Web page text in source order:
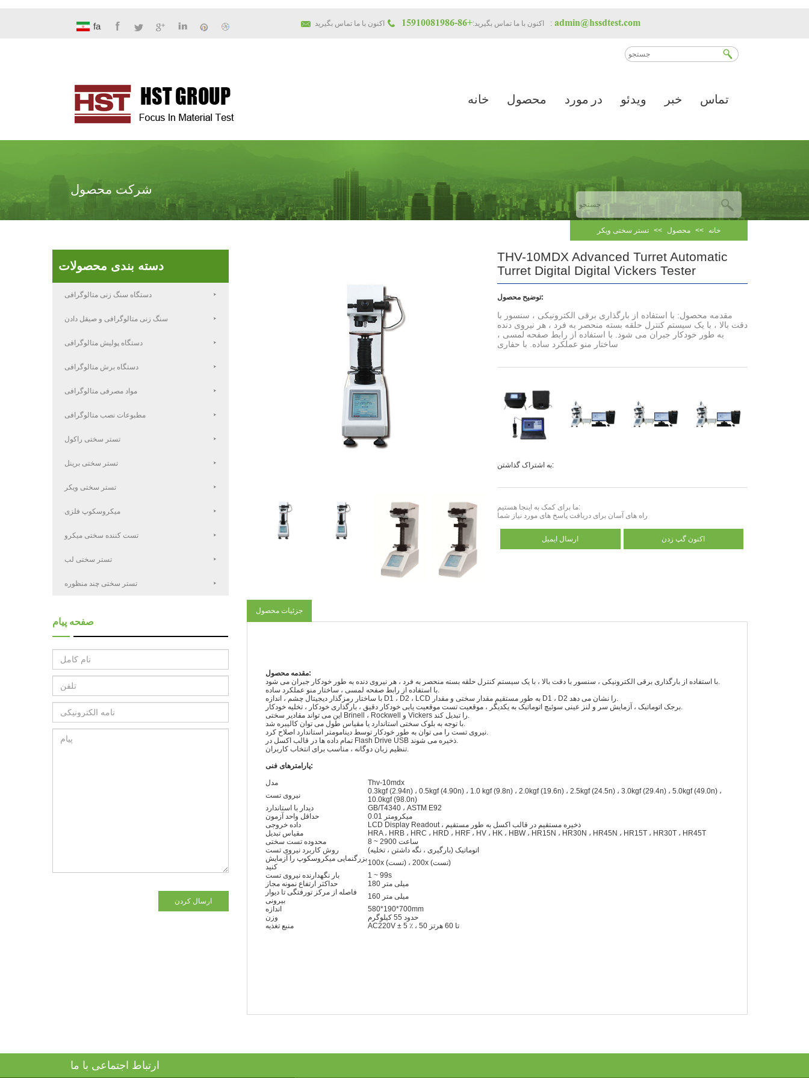
fa اکنون با ما تماس بگیرید:+86-15910081986 اکنون با ما تماس بگیرید: admin@hssdtest.com
خانه محصول در مورد ویدئو خبر تماس
شرکت محصول
خانه >> محصول >> تستر سختی ویکر
دسته بندی محصولات
دستگاه سنگ زنی متالوگرافی
سنگ زنی متالوگرافی و صیقل دادن
دستگاه پولیش متالوگرافی
دستگاه برش متالوگرافی
مواد مصرفی متالوگرافی
مطبوعات نصب متالوگرافی
تستر سختی راکول
تستر سختی برینل
تستر سختی ویکر
میکروسکوپ فلزی
تست کننده سختی میکرو
تستر سختی لب
تستر سختی چند منظوره
صفحه پیام
ارسال کردن
THV-10MDX Advanced Turret Automatic
Turret Digital Digital Vickers Tester
توضیح محصول:
مقدمه محصول: با استفاده از بارگذاری برقی الکترونیکی ، سنسور با
دقت بالا ، با یک سیستم کنترل حلقه بسته منحصر به فرد ، هر نیروی دنده
به طور خودکار جبران می شود. با استفاده از رابط صفحه لمسی ،
ساختار منو عملکرد ساده. با حفاری
به اشتراک گذاشتن:
ما برای کمک به اینجا هستیم:
راه های آسان برای دریافت پاسخ های مورد نیاز شما
ارسال ایمیل اکنون گپ زدن
جزئیات محصول
مقدمه محصول:
با استفاده از بارگذاری برقی الکترونیکی ، سنسور با دقت بالا ، با یک سیستم کنترل حلقه بسته منحصر به فرد ، هر نیروی دنده به طور خودکار جبران می شود.
با استفاده از رابط صفحه لمسی ، ساختار منو عملکرد ساده.
با ساختار رمزگذار دیجیتال چشم ، اندازه D1 ، D2 ، LCD به طور مستقیم مقدار سختی و مقدار D1 ، D2 را نشان می دهد.
برجک اتوماتیک ، آزمایش سر و لنز عینی سوئیچ اتوماتیک به یکدیگر ، موقعیت تست موقعیت یابی خودکار دقیق ، بارگذاری خودکار ، تخلیه خودکار.
این می تواند مقادیر سختی Brinell ، Rockwell و Vickers را تبدیل کند.
با توجه به بلوک سختی استاندارد یا مقیاس طول می توان کالیبره شد.
نیروی تست را می توان به طور خودکار توسط دینامومتر استاندارد اصلاح کرد.
تمام داده ها در قالب اکسل در Flash Drive USB ذخیره می شوند.
تنظیم زبان دوگانه ، مناسب برای انتخاب کاربران.
پارامترهای فنی:
مدل
Thv-10mdx
نیروی تست
0.3kgf (2.94n) ، 0.5kgf (4.90n) ، 1.0 kgf (9.8n) ، 2.0kgf (19.6n) ، 2.5kgf (24.5n) ، 3.0kgf (29.4n) ، 5.0kgf (49.0n) ،
10.0kgf (98.0n)
دیدار با استاندارد
GB/T4340 ، ASTM E92
حداقل واحد آزمون
0.01 میکرومتر
داده خروجی
LCD Display Readout ، ذخیره مستقیم در قالب اکسل به طور مستقیم
مقیاس تبدیل
HRA ، HRB ، HRC ، HRD ، HRF ، HV ، HK ، HBW ، HR15N ، HR30N ، HR45N ، HR15T ، HR30T ، HR45T
محدوده تست سختی
8 ~ 2900 ساعت
روش کاربرد نیروی تست
اتوماتیک (بارگیری ، نگه داشتن ، تخلیه)
بزرگنمایی میکروسکوپ را آزمایش
کنید
100x (تست) ، 200x (تست)
بار نگهدارنده نیروی تست
1 ~ 99s
حداکثر ارتفاع نمونه مجاز
180 میلی متر
فاصله از مرکز تورفتگی تا دیوار
بیرونی
160 میلی متر
اندازه
580*190*700mm
وزن
حدود 55 کیلوگرم
منبع تغذیه
AC220V ± 5 ٪ ، 50 تا 60 هرتز
ارتباط اجتماعی با ما